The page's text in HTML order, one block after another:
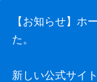
【お知らせ】ホ
た。
新しい公式サイ